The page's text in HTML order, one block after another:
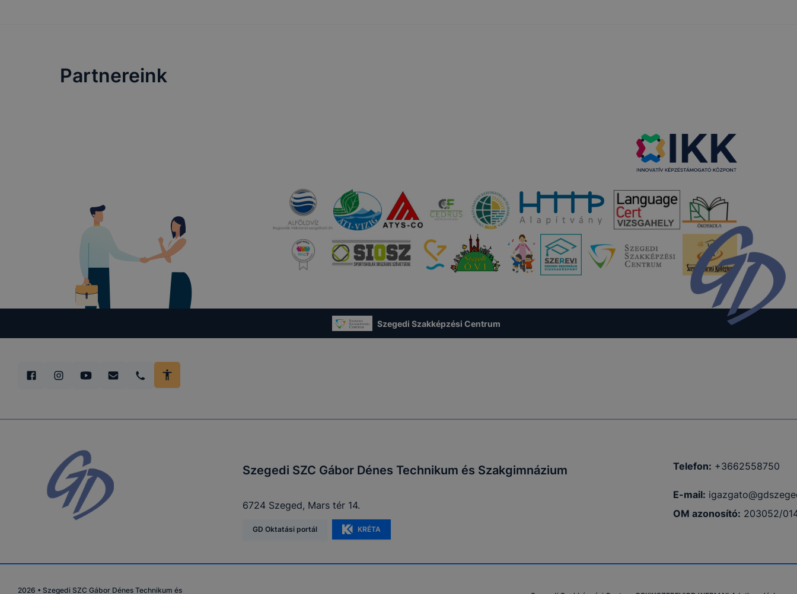
Partnereink
Szegedi Szakképzési Centrum
Szegedi SZC Gábor Dénes Technikum és Szakgimnázium
6724 Szeged, Mars tér 14.
GD Oktatási portál KRÉTA
Telefon: +3662558750
E-mail:
OM azonosító: 203052/
2026 • Szegedi SZC Gábor Dénes Technikum és